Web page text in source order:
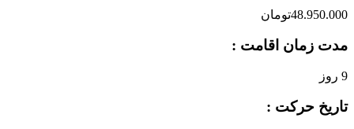
48.950.000تومان
مدت زمان اقامت :
9 روز
تاریخ حرکت :